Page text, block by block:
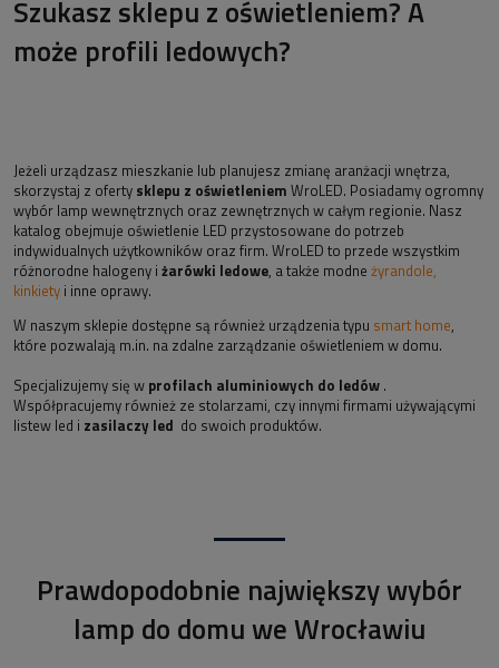
Szukasz sklepu z oświetleniem? A
może profili ledowych?
Jeżeli urządzasz mieszkanie lub planujesz zmianę aranżacji wnętrza,
skorzystaj z oferty sklepu z oświetleniem WroLED. Posiadamy ogromny
wybór lamp wewnętrznych oraz zewnętrznych w całym regionie. Nasz
katalog obejmuje oświetlenie LED przystosowane do potrzeb
indywidualnych użytkowników oraz firm. WroLED to przede wszystkim
różnorodne halogeny i żarówki ledowe, a także modne żyrandole,
kinkiety i inne oprawy.
W naszym sklepie dostępne są również urządzenia typu smart home,
które pozwalają m.in. na zdalne zarządzanie oświetleniem w domu.
Specjalizujemy się w profilach aluminiowych do ledów .
Współpracujemy również ze stolarzami, czy innymi firmami używającymi
listew led i zasilaczy led do swoich produktów.
Prawdopodobnie największy wybór
lamp do domu we Wrocławiu